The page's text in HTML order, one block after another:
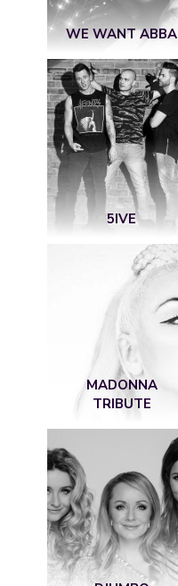
WE WANT ABBA
5IVE
MADONNA
TRIBUTE